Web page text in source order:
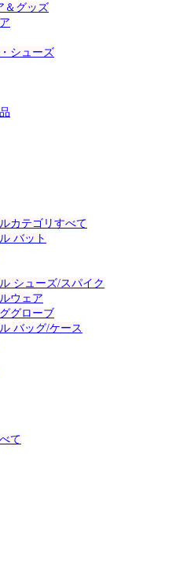
＆グッズ
シューズ
カテゴリすべて
バット
シューズ/スパイク
ウェア
グローブ
バッグ/ケース
て